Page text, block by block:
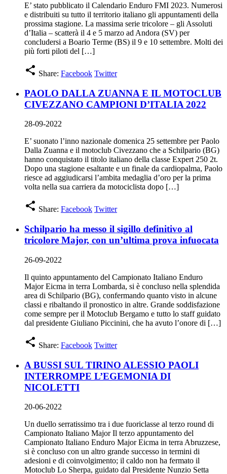
E’ stato pubblicato il Calendario Enduro FMI 2023. Numerosi
e distribuiti su tutto il territorio italiano gli appuntamenti della
prossima stagione. La massima serie tricolore – gli Assoluti
d’Italia – scatterà il 4 e 5 marzo ad Andora (SV) per
concludersi a Boario Terme (BS) il 9 e 10 settembre. Molti dei
più forti piloti del […]
share Share: Facebook Twitter
PAOLO DALLA ZUANNA E IL MOTOCLUB
CIVEZZANO CAMPIONI D’ITALIA 2022
28-09-2022
E’ suonato l’inno nazionale domenica 25 settembre per Paolo
Dalla Zuanna e il motoclub Civezzano che a Schilpario (BG)
hanno conquistato il titolo italiano della classe Expert 250 2t.
Dopo una stagione esaltante e un finale da cardiopalma, Paolo
riesce ad aggiudicarsi l’ambita medaglia d’oro per la prima
volta nella sua carriera da motociclista dopo […]
share Share: Facebook Twitter
Schilpario ha messo il sigillo definitivo al
tricolore Major, con un’ultima prova infuocata
26-09-2022
Il quinto appuntamento del Campionato Italiano Enduro
Major Eicma in terra Lombarda, si è concluso nella splendida
area di Schilpario (BG), confermando quanto visto in alcune
classi e ribaltando il pronostico in altre. Grande soddisfazione
come sempre per il Motoclub Bergamo e tutto lo staff guidato
dal presidente Giuliano Piccinini, che ha avuto l’onore di […]
share Share: Facebook Twitter
A BUSSI SUL TIRINO ALESSIO PAOLI
INTERROMPE L’EGEMONIA DI
NICOLETTI
20-06-2022
Un duello serratissimo tra i due fuoriclasse al terzo round di
Campionato Italiano Major Il terzo appuntamento del
Campionato Italiano Enduro Major Eicma in terra Abruzzese,
si è concluso con un altro grande successo in termini di
adesioni e di coinvolgimento; il caldo non ha fermato il
Motoclub Lo Sherpa, guidato dal Presidente Nunzio Setta